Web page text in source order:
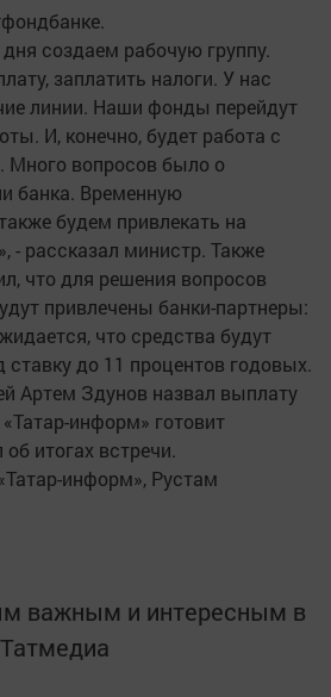
создаем рабочую группу.
заплатить налоги. У нас
линии. Наши фонды перейдут
И, конечно, будет работа с
Много вопросов было о
банка. Временную
будем привлекать на
- рассказал министр. Также
что для решения вопросов
привлечены банки-партнеры:
что средства будут
ставку до 11 процентов годовых.
Артем Здунов назвал выплату
информ» готовит
итогах встречи.
информ», Рустам
важным и интересным в
Татмедиа